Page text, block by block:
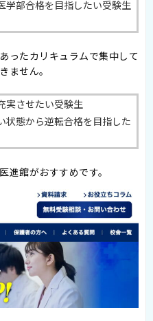
学部合格を目指したい受験生
ったカリキュラムで集中して
ません。
実させたい受験生
状態から逆転合格を目指した
進館がおすすめです。